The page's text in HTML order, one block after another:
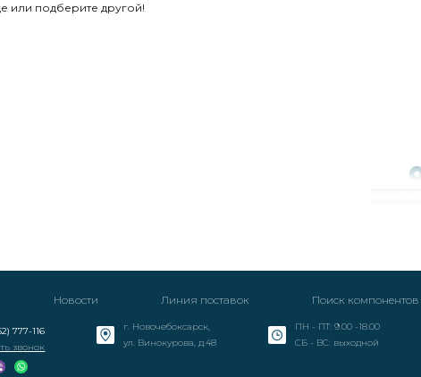
или подберите другой!
Новости Линия поставок Поиск компонентов
777-116
звонок
г. Новочебоксарск,
ул. Винокурова, д.48
ПН - ПТ: 9.00 -18.00
СБ - ВС: выходной